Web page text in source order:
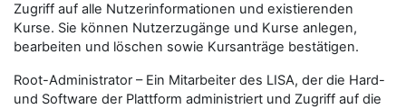
Zugriff auf alle Nutzerinformationen und existierenden
Kurse. Sie können Nutzerzugänge und Kurse anlegen,
bearbeiten und löschen sowie Kursanträge bestätigen.
Root-Administrator – Ein Mitarbeiter des LISA, der die Hard-
und Software der Plattform administriert und Zugriff auf die